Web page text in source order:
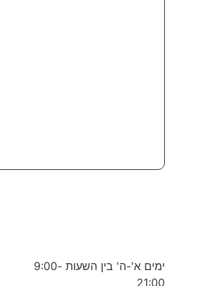
ימים א'-ה' בין השעות 9:00-
21:00